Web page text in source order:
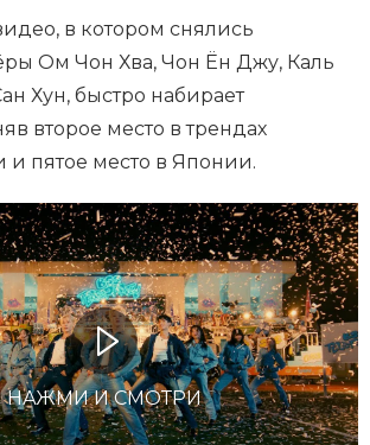
в котором снялись
Ом Чон Хва, Чон Ён Джу, Каль
Хун, быстро набирает
второе место в трендах
и пятое место в Японии.
НАЖМИ И СМОТРИ